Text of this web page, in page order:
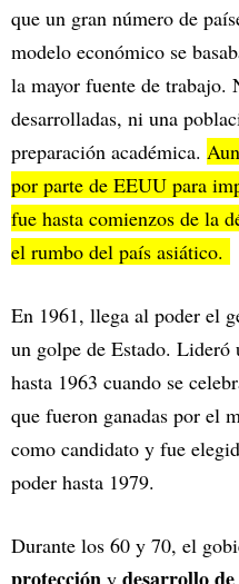
que un gran número de
modelo económico se
la mayor fuente de trabajo.
desarrolladas, ni una
preparación académica.
por parte de EEUU para
fue hasta comienzos de la
el rumbo del país asiático.
En 1961, llega al poder el
un golpe de Estado.
hasta 1963 cuando se
que fueron ganadas por el
como candidato y fue
poder hasta 1979.
Durante los 60 y 70, el
y